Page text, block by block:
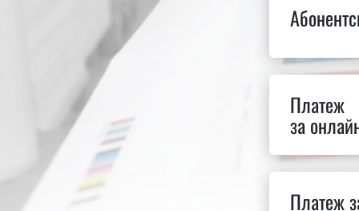
Платеж
за
Платеж